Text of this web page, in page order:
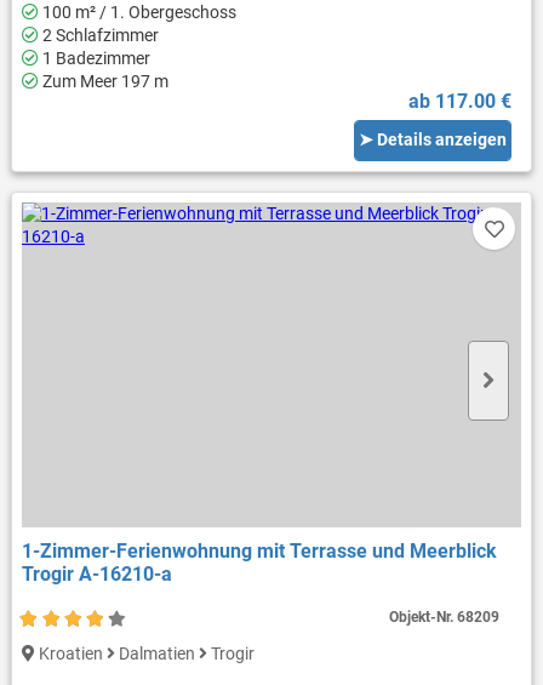
100 m² / 1. Obergeschoss
2 Schlafzimmer
1 Badezimmer
Zum Meer 197 m
ab 117.00 €
➤ Details anzeigen
1-Zimmer-Ferienwohnung mit Terrasse und Meerblick
Trogir A-16210-a
Kroatien Dalmatien Trogir
Objekt-Nr.68209